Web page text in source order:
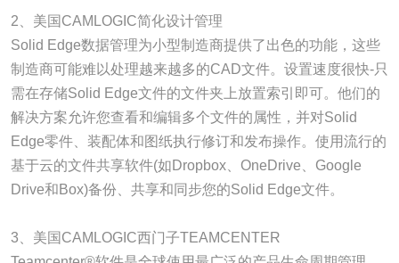
2、美国CAMLOGIC简化设计管理
Solid Edge数据管理为小型制造商提供了出色的功能，这些
制造商可能难以处理越来越多的CAD文件。设置速度很快-只
需在存储Solid Edge文件的文件夹上放置索引即可。他们的
解决方案允许您查看和编辑多个文件的属性，并对Solid
Edge零件、装配体和图纸执行修订和发布操作。使用流行的
基于云的文件共享软件(如Dropbox、OneDrive、Google
Drive和Box)备份、共享和同步您的Solid Edge文件。
3、美国CAMLOGIC西门子TEAMCENTER